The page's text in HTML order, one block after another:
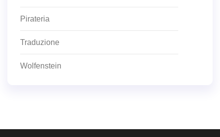
Pirateria
Traduzione
Wolfenstein